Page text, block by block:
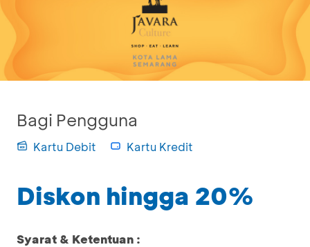
Bagi Pengguna
Kartu Debit Kartu Kredit
Diskon hingga 20%
Syarat & Ketentuan :